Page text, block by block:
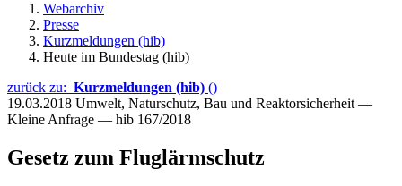
Webarchiv
Presse
Kurzmeldungen (hib)
Heute im Bundestag (hib)
zurück zu: Kurzmeldungen (hib) ()
19.03.2018 Umwelt, Naturschutz, Bau und Reaktorsicherheit —
Kleine Anfrage — hib 167/2018
Gesetz zum Fluglärmschutz